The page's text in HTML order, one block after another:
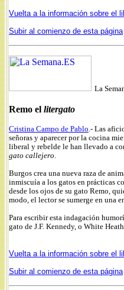
Vuelta a la información sobre el
Subir al comienzo de esta página
La
Remo el litergato
Cristina Campo de Pablo.- Las
señoras y aparecer por la cocina
liberal y rebelde le han llevado a
gato callejero.
Burgos crea una nueva raza de
inmiscuía a los gatos en prácticas
desde los ojos de su gato Remo,
modo, el lector se sumerge en una
Para escribir esta indagación
gato de J.F. Kennedy, o White
Vuelta a la información sobre el
Subir al comienzo de esta página